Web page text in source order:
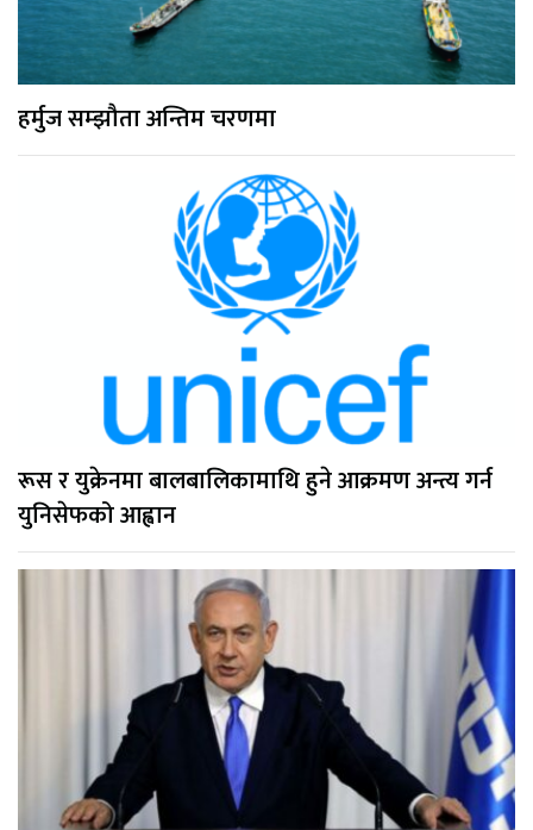
हर्मुज सम्झौता अन्तिम चरणमा
रूस र युक्रेनमा बालबालिकामाथि हुने आक्रमण अन्त्य गर्न
युनिसेफको आह्वान